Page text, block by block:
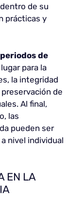
de su
prácticas y
de
para la
la integridad
de
Al final,
las
pueden ser
nivel individual
EN LA